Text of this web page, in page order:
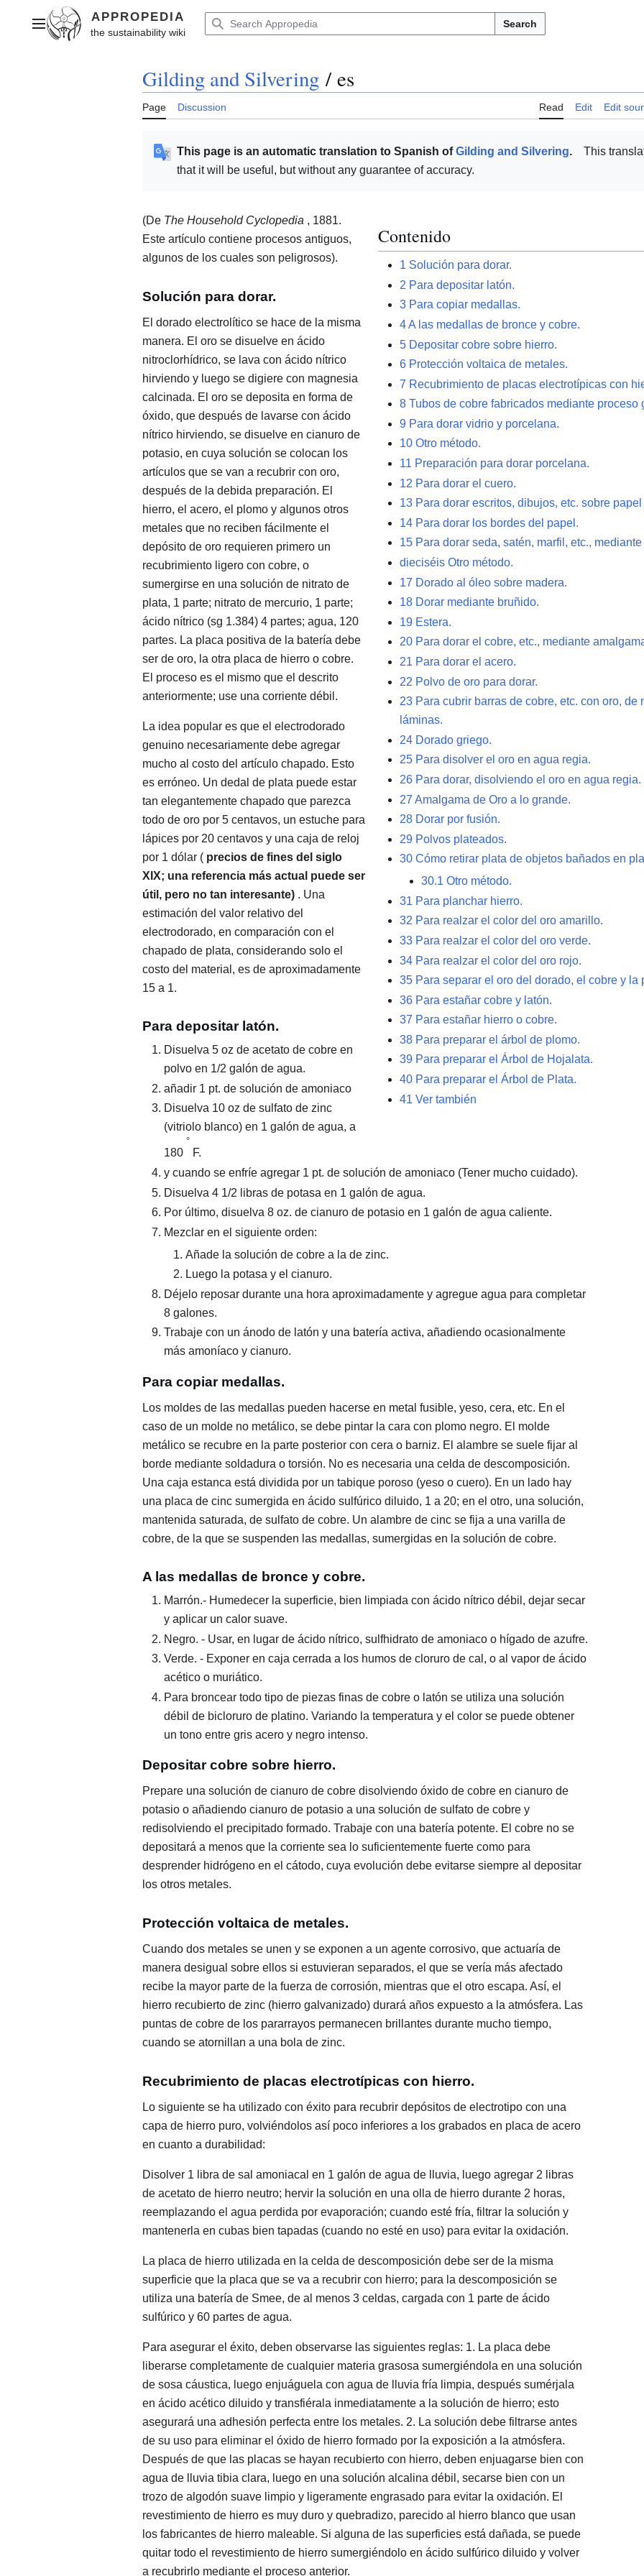
contentMain menu Search
Gilding and Silvering / es
Page Discussion Read Edit Edit
This page is an automatic translation to Spanish ofGilding and Silvering.
This
that it will be useful, but without any guarantee of accuracy.
Contenido
1 Solución para dorar.
2 Para depositar latón.
3 Para copiar medallas.
4A las medallas de bronce y cobre.
5 Depositar cobre sobre hierro.
6 Protección voltaica de metales.
7 Recubrimiento de placas electrotípicas con
8 Tubos de cobre fabricados mediante proceso
9 Para dorar vidrio y porcelana.
10 Otro método.
11 Preparación para dorar porcelana.
12 Para dorar el cuero.
13 Para dorar escritos, dibujos, etc. sobre
14 Para dorar los bordes del papel.
15 Para dorar seda, satén, marfil, etc.,
dieciséis Otro método.
17 Dorado al óleo sobre madera.
18 Dorar mediante bruñido.
19 Estera.
20 Para dorar el cobre, etc., mediante
21 Para dorar el acero.
22 Polvo de oro para dorar.
23 Para cubrir barras de cobre, etc. con oro,
láminas.
24 Dorado griego.
25 Para disolver el oro en agua regia.
26 Para dorar, disolviendo el oro en agua regia.
27 Amalgama de Oro a lo grande.
28 Dorar por fusión.
29 Polvos plateados.
30 Cómo retirar plata de objetos bañados en
30.1 Otro método.
31 Para planchar hierro.
32 Para realzar el color del oro amarillo.
33 Para realzar el color del oro verde.
34 Para realzar el color del oro rojo.
35 Para separar el oro del dorado, el cobre y la
36 Para estañar cobre y latón.
37 Para estañar hierro o cobre.
38 Para preparar el árbol de plomo.
39 Para preparar el Árbol de Hojalata.
40 Para preparar el Árbol de Plata.
41 Ver también
(De The Household Cyclopedia , 1881.
Este artículo contiene procesos antiguos,
algunos de los cuales son peligrosos).
Solución para dorar.
El dorado electrolítico se hace de la misma
manera. El oro se disuelve en ácido
nitroclorhídrico, se lava con ácido nítrico
hirviendo y luego se digiere con magnesia
calcinada. El oro se deposita en forma de
óxido, que después de lavarse con ácido
nítrico hirviendo, se disuelve en cianuro de
potasio, en cuya solución se colocan los
artículos que se van a recubrir con oro,
después de la debida preparación. El
hierro, el acero, el plomo y algunos otros
metales que no reciben fácilmente el
depósito de oro requieren primero un
recubrimiento ligero con cobre, o
sumergirse en una solución de nitrato de
plata, 1 parte; nitrato de mercurio, 1 parte;
ácido nítrico (sg 1.384) 4 partes; agua, 120
partes. La placa positiva de la batería debe
ser de oro, la otra placa de hierro o cobre.
El proceso es el mismo que el descrito
anteriormente; use una corriente débil.
La idea popular es que el electrodorado
genuino necesariamente debe agregar
mucho al costo del artículo chapado. Esto
es erróneo. Un dedal de plata puede estar
tan elegantemente chapado que parezca
todo de oro por 5 centavos, un estuche para
lápices por 20 centavos y una caja de reloj
por 1 dólar ( precios de fines del siglo
XIX; una referencia más actual puede ser
útil, pero no tan interesante) . Una
estimación del valor relativo del
electrodorado, en comparación con el
chapado de plata, considerando solo el
costo del material, es de aproximadamente
15 a 1.
Para depositar latón.
Disuelva 5 oz de acetato de cobre en
polvo en 1/2 galón de agua.
añadir 1 pt. de solución de amoniaco
Disuelva 10 oz de sulfato de zinc
(vitriolo blanco) en 1 galón de agua, a
180
°
F.
y cuando se enfríe agregar 1 pt. de solución de amoniaco (Tener mucho cuidado).
Disuelva 4 1/2 libras de potasa en 1 galón de agua.
Por último, disuelva 8 oz. de cianuro de potasio en 1 galón de agua caliente.
Mezclar en el siguiente orden:
Añade la solución de cobre a la de zinc.
Luego la potasa y el cianuro.
Déjelo reposar durante una hora aproximadamente y agregue agua para completar
8 galones.
Trabaje con un ánodo de latón y una batería activa, añadiendo ocasionalmente
más amoníaco y cianuro.
Para copiar medallas.
Los moldes de las medallas pueden hacerse en metal fusible, yeso, cera, etc. En el
caso de un molde no metálico, se debe pintar la cara con plomo negro. El molde
metálico se recubre en la parte posterior con cera o barniz. El alambre se suele fijar al
borde mediante soldadura o torsión. No es necesaria una celda de descomposición.
Una caja estanca está dividida por un tabique poroso (yeso o cuero). En un lado hay
una placa de cinc sumergida en ácido sulfúrico diluido, 1 a 20; en el otro, una solución,
mantenida saturada, de sulfato de cobre. Un alambre de cinc se fija a una varilla de
cobre, de la que se suspenden las medallas, sumergidas en la solución de cobre.
A las medallas de bronce y cobre.
Marrón.- Humedecer la superficie, bien limpiada con ácido nítrico débil, dejar secar
y aplicar un calor suave.
Negro. - Usar, en lugar de ácido nítrico, sulfhidrato de amoniaco o hígado de azufre.
Verde. - Exponer en caja cerrada a los humos de cloruro de cal, o al vapor de ácido
acético o muriático.
Para broncear todo tipo de piezas finas de cobre o latón se utiliza una solución
débil de bicloruro de platino. Variando la temperatura y el color se puede obtener
un tono entre gris acero y negro intenso.
Depositar cobre sobre hierro.
Prepare una solución de cianuro de cobre disolviendo óxido de cobre en cianuro de
potasio o añadiendo cianuro de potasio a una solución de sulfato de cobre y
redisolviendo el precipitado formado. Trabaje con una batería potente. El cobre no se
depositará a menos que la corriente sea lo suficientemente fuerte como para
desprender hidrógeno en el cátodo, cuya evolución debe evitarse siempre al depositar
los otros metales.
Protección voltaica de metales.
Cuando dos metales se unen y se exponen a un agente corrosivo, que actuaría de
manera desigual sobre ellos si estuvieran separados, el que se vería más afectado
recibe la mayor parte de la fuerza de corrosión, mientras que el otro escapa. Así, el
hierro recubierto de zinc (hierro galvanizado) durará años expuesto a la atmósfera. Las
puntas de cobre de los pararrayos permanecen brillantes durante mucho tiempo,
cuando se atornillan a una bola de zinc.
Recubrimiento de placas electrotípicas con hierro.
Lo siguiente se ha utilizado con éxito para recubrir depósitos de electrotipo con una
capa de hierro puro, volviéndolos así poco inferiores a los grabados en placa de acero
en cuanto a durabilidad:
Disolver 1 libra de sal amoniacal en 1 galón de agua de lluvia, luego agregar 2 libras
de acetato de hierro neutro; hervir la solución en una olla de hierro durante 2 horas,
reemplazando el agua perdida por evaporación; cuando esté fría, filtrar la solución y
mantenerla en cubas bien tapadas (cuando no esté en uso) para evitar la oxidación.
La placa de hierro utilizada en la celda de descomposición debe ser de la misma
superficie que la placa que se va a recubrir con hierro; para la descomposición se
utiliza una batería de Smee, de al menos 3 celdas, cargada con 1 parte de ácido
sulfúrico y 60 partes de agua.
Para asegurar el éxito, deben observarse las siguientes reglas: 1. La placa debe
liberarse completamente de cualquier materia grasosa sumergiéndola en una solución
de sosa cáustica, luego enjuáguela con agua de lluvia fría limpia, después sumérjala
en ácido acético diluido y transfiérala inmediatamente a la solución de hierro; esto
asegurará una adhesión perfecta entre los metales. 2. La solución debe filtrarse antes
de su uso para eliminar el óxido de hierro formado por la exposición a la atmósfera.
Después de que las placas se hayan recubierto con hierro, deben enjuagarse bien con
agua de lluvia tibia clara, luego en una solución alcalina débil, secarse bien con un
trozo de algodón suave limpio y ligeramente engrasado para evitar la oxidación. El
revestimiento de hierro es muy duro y quebradizo, parecido al hierro blanco que usan
los fabricantes de hierro maleable. Si alguna de las superficies está dañada, se puede
quitar todo el revestimiento de hierro sumergiéndolo en ácido sulfúrico diluido y volver
a recubrirlo mediante el proceso anterior.